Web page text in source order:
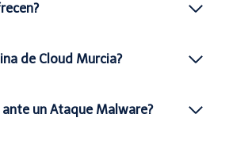
de Cloud Murcia?
un Ataque Malware?